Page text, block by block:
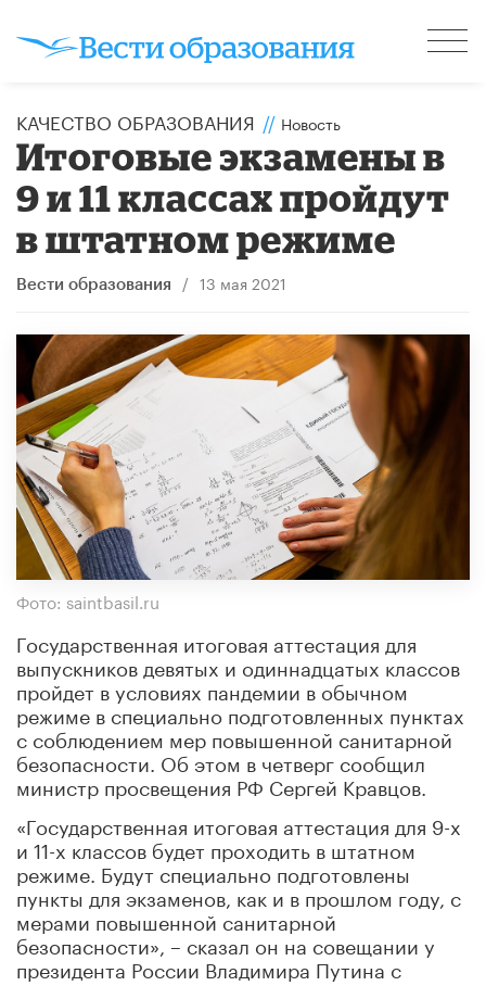
КАЧЕСТВО ОБРАЗОВАНИЯ // Новость
Итоговые экзамены в
9 и 11 классах пройдут
в штатном режиме
Вести образования / 13 мая 2021
Фото: saintbasil.ru
Государственная итоговая аттестация для
выпускников девятых и одиннадцатых классов
пройдет в условиях пандемии в обычном
режиме в специально подготовленных пунктах
с соблюдением мер повышенной санитарной
безопасности. Об этом в четверг сообщил
министр просвещения РФ Сергей Кравцов.
«Государственная итоговая аттестация для 9-х
и 11-х классов будет проходить в штатном
режиме. Будут специально подготовлены
пункты для экзаменов, как и в прошлом году, с
мерами повышенной санитарной
безопасности», – сказал он на совещании у
президента России Владимира Путина с